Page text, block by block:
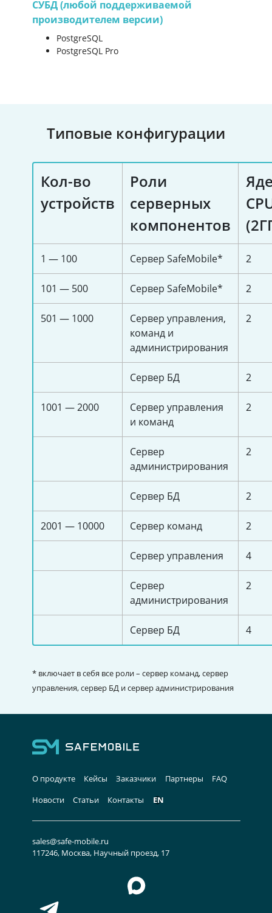
СУБД (любой поддерживаемой
производителем версии)
PostgreSQL
PostgreSQL Pro
Типовые конфигурации
Кол-во
устройств
Роли
серверных
компонентов
1 — 100 Сервер SafeMobile* 2
101 — 500 Сервер SafeMobile* 2
501 — 1000
Сервер управления,
команд и
администрирования
2
Сервер БД 2
1001 — 2000
Сервер управления
и команд
2
Сервер
администрирования
2
Сервер БД 2
2001 — 10000 Сервер команд 2
Сервер управления 4
Сервер
администрирования
2
Сервер БД 4
* включает в себя все роли – сервер команд, сервер
управления, сервер БД и сервер администрирования
О продукте Кейсы Заказчики Партнеры
FAQ
Новости
Статьи Контакты EN
sales@safe-mobile.ru
117246, Москва, Научный проезд, 17